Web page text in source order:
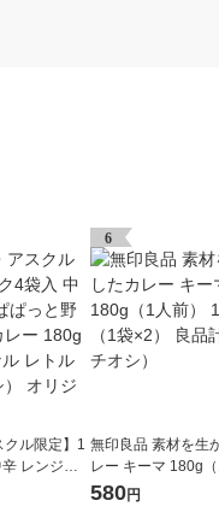
クル限定】1
レンジで
肉のカレ
6
無印良品 素材を生
レー キーマ 180g
1セット（1袋×2）
580円